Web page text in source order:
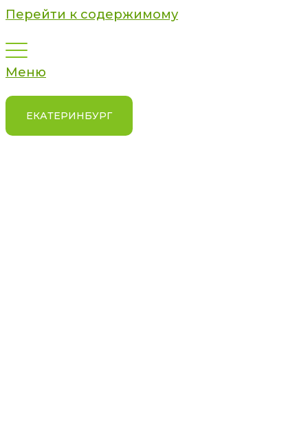
Перейти к содержимому
Меню
ЕКАТЕРИНБУРГ